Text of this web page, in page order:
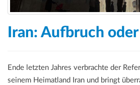
Iran: Aufbruch
Ende letzten Jahres verbrachte der
seinem Heimatland Iran und bringt